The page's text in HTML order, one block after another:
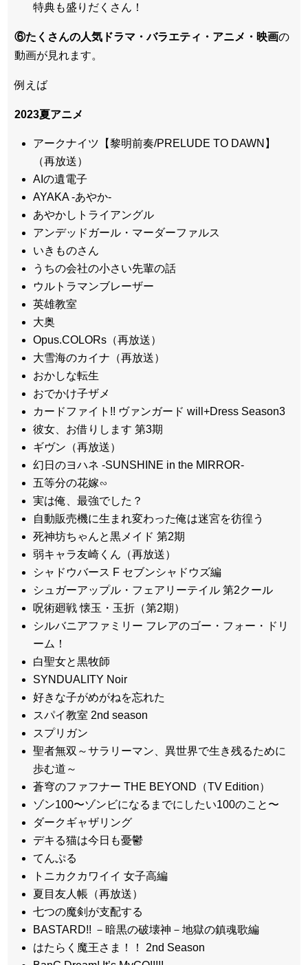
特典も盛りだくさん！
⑥たくさんの人気ドラマ・バラエティ・アニメ・映画の
動画が見れます。
例えば
2023夏アニメ
アークナイツ【黎明前奏/PRELUDE TO DAWN】
（再放送）
AIの遺電子
AYAKA ‐あやか‐
あやかしトライアングル
アンデッドガール・マーダーファルス
いきものさん
うちの会社の小さい先輩の話
ウルトラマンブレーザー
英雄教室
大奥
Opus.COLORs（再放送）
大雪海のカイナ（再放送）
おかしな転生
おでかけ子ザメ
カードファイト!! ヴァンガード will+Dress Season3
彼女、お借りします 第3期
ギヴン（再放送）
幻日のヨハネ -SUNSHINE in the MIRROR-
五等分の花嫁∽
実は俺、最強でした？
自動販売機に生まれ変わった俺は迷宮を彷徨う
死神坊ちゃんと黒メイド 第2期
弱キャラ友崎くん（再放送）
シャドウバース F セブンシャドウズ編
シュガーアップル・フェアリーテイル 第2クール
呪術廻戦 懐玉・玉折（第2期）
シルバニアファミリー フレアのゴー・フォー・ドリ
ーム！
白聖女と黒牧師
SYNDUALITY Noir
好きな子がめがねを忘れた
スパイ教室 2nd season
スプリガン
聖者無双～サラリーマン、異世界で生き残るために
歩む道～
蒼穹のファフナー THE BEYOND（TV Edition）
ゾン100〜ゾンビになるまでにしたい100のこと〜
ダークギャザリング
デキる猫は今日も憂鬱
てんぷる
トニカクカワイイ 女子高編
夏目友人帳（再放送）
七つの魔剣が支配する
BASTARD!! －暗黒の破壊神－地獄の鎮魂歌編
はたらく魔王さま！！ 2nd Season